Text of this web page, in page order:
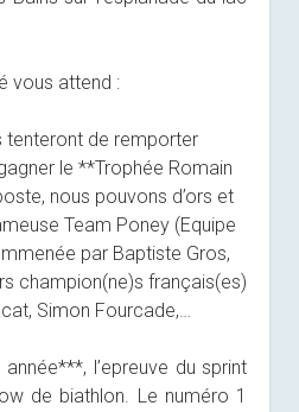
vous attend :
tenteront de remporter
le **Trophée Romain
nous pouvons d’ors et
Team Poney (Equipe
par Baptiste Gros,
champion(ne)s français(es)
Simon Fourcade,…
l’epreuve du sprint
de biathlon. Le numéro 1